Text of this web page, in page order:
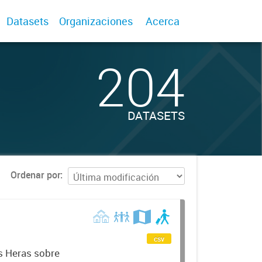
Datasets Organizaciones Acerca
204
DATASETS
Ordenar por
Heras sobre
csv